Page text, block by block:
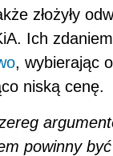
złożyły
Ich
, wybierając
niską cenę.
powinny